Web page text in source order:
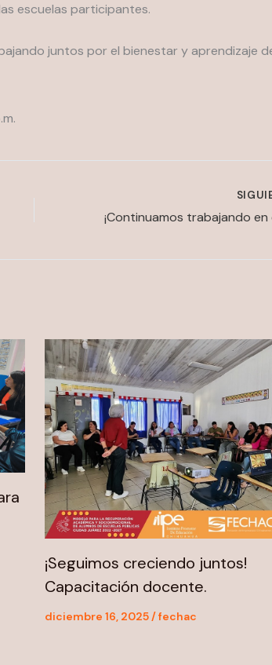
escuelas participantes.
juntos por el bienestar y aprendizaje
¡Seguimos creciendo juntos!
Capacitación docente.
diciembre 16, 2025/fechac